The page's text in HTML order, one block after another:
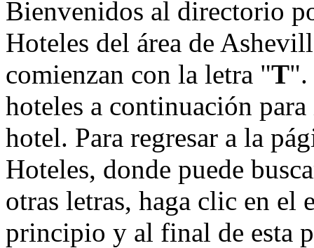
Bienvenidos al directorio
Hoteles del área de
comienzan con la letra "T".
hoteles a continuación
hotel. Para regresar a la
Hoteles, donde puede
otras letras, haga clic en
principio y al final de esta